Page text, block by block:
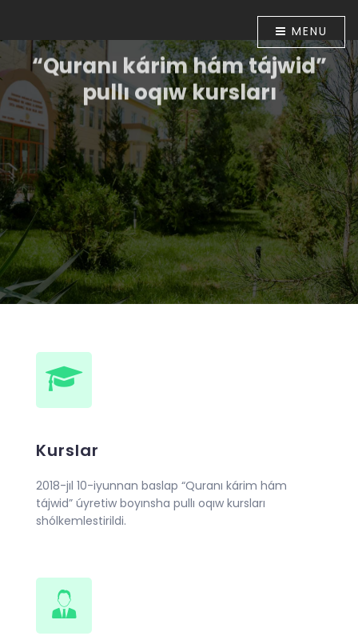
MENU
“Quranı kárim hám tájwid”
pullı oqıw kursları
Ózbekstan Respublikası Prezidentiniń “Diniy-
aǵartıwshılıq tarawınıń jumısın túpkilikli jetilistiriw
ilajları haqqında”ǵı 2018-jıl 16-apreldegi PP-5416-sanlı
Pármanı menen tastıyıqlanǵan ilajlar
Baǵdarlamasınıń 6-bántinde belgilengen
wazıypalardıń orınlanıwın támiyinlew maqsetinde
Ózbekstan musılmanları mákemesiniń 2018-jıl 30-
apreldegi 01A/056-sanlı buyrıǵı tastıyıqlanǵan. Usı
múnásibet penen Muhammad ibn Ahmad al-Beruniy
medresesinde 2018-jıl 10-iyunnan baslap “Quranı
Kurslar
2018-jıl 10-iyunnan baslap “Quranı kárim hám
tájwid” úyretiw boyınsha pullı oqıw kursları
shólkemlestirildi.